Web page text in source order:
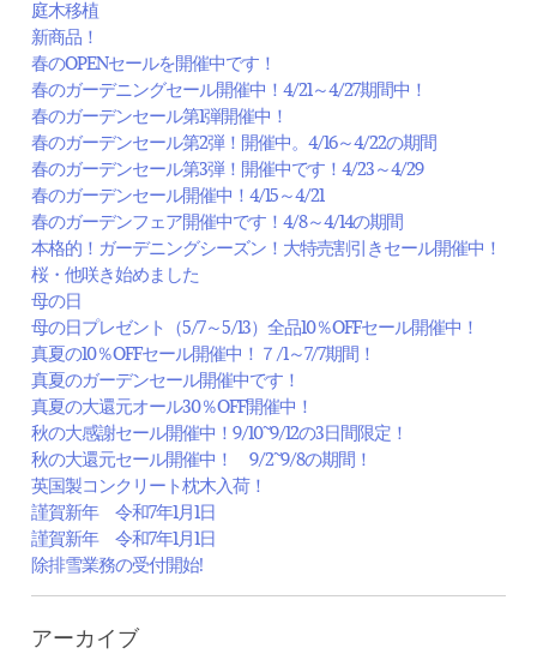
庭木移植
新商品！
春のOPENセールを開催中です！
春のガーデニングセール開催中！4/21～4/27期間中！
春のガーデンセール第1弾開催中！
春のガーデンセール第2弾！開催中。4/16～4/22の期間
春のガーデンセール第3弾！開催中です！4/23～4/29
春のガーデンセール開催中！4/15～4/21
春のガーデンフェア開催中です！4/8～4/14の期間
本格的！ガーデニングシーズン！大特売割引きセール開催中！
桜・他咲き始めました
母の日
母の日プレゼント（5/7～5/13）全品10％OFFセール開催中！
真夏の10％OFFセール開催中！７/1～7/7期間！
真夏のガーデンセール開催中です！
真夏の大還元オール30％OFF開催中！
秋の大感謝セール開催中！9/10~9/12の3日間限定！
秋の大還元セール開催中！ 9/2~9/8の期間！
英国製コンクリート枕木入荷！
謹賀新年 令和7年1月1日
謹賀新年 令和7年1月1日
除排雪業務の受付開始!
アーカイブ